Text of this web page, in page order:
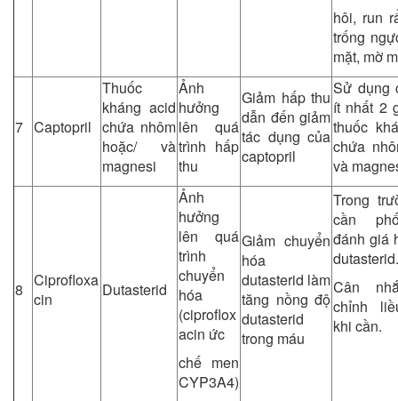
hôi, run
trống
mặt, mờ
7 Captopril
Thuốc
kháng acid
chứa nhôm
hoặc/ và
magnesi
Ảnh
hưởng
lên quá
trình hấp
thu
Giảm hấp thu
dẫn đến giảm
tác dụng của
captopril
Sử dụng
ít nhất 2
thuốc
chứa
và
8 Ciprofloxa
cin
Dutasterid
Ảnh
hưởng
lên quá
trình
chuyển
hóa
(ciproflox
acin ức
chế men
CYP3A4)
Giảm chuyển
hóa
dutasterid làm
tăng nồng độ
dutasterid
trong máu
Trong
cần
đánh giá
dutasterid.
Cân
chỉnh
khi cần.